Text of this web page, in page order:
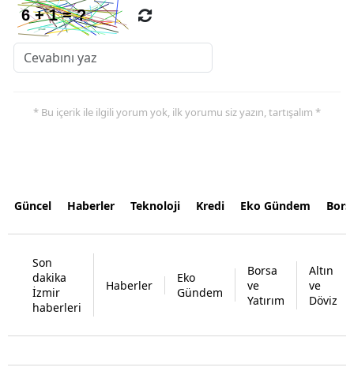
* Bu içerik ile ilgili yorum yok, ilk yorumu siz yazın, tartışalım *
Güncel Haberler Teknoloji Kredi Eko Gündem
Son
dakika
İzmir
haberleri
Haberler
Eko
Gündem
Borsa
ve
Yatırım
Altın
ve
Döviz